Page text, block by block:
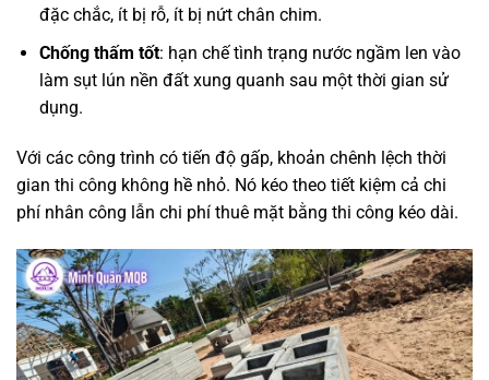
đặc chắc, ít bị rỗ, ít bị nứt chân chim.
Chống thấm tốt: hạn chế tình trạng nước ngầm len vào
làm sụt lún nền đất xung quanh sau một thời gian sử
dụng.
Với các công trình có tiến độ gấp, khoản chênh lệch thời
gian thi công không hề nhỏ. Nó kéo theo tiết kiệm cả chi
phí nhân công lẫn chi phí thuê mặt bằng thi công kéo dài.